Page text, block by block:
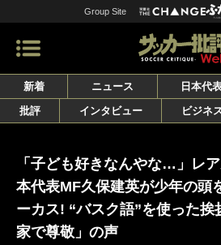
Group Site
新着 ニュース 日本代
批評
インタビュー ビジネ
「子ども好きなんやな…」レ
本代表MF久保建英が少年の頭
ーカス! “バスク語”を使った挨
家で尊敬」の声